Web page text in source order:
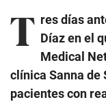
T res días
Díaz en el
Medical
clínica Sanna de
pacientes con